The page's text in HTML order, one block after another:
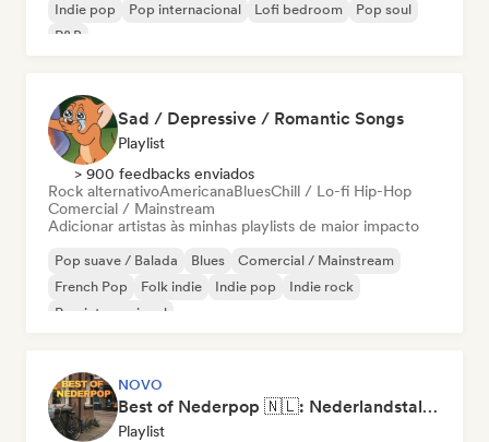
Indie pop
Pop internacional Lofi bedroom
Pop soul
R&B
Sad / Depressive / Romantic Songs
Playlist
> 900 feedbacks enviados
Rock alternativoAmericanaBluesChill / Lo-fi Hip-Hop
Comercial / Mainstream
Adicionar artistas às minhas playlists de maior impacto
Pop suave / Balada Blues
Comercial / Mainstream
French Pop
Folk indie Indie pop
Indie rock
Pop internacional
NOVO
Best of Nederpop 🇳🇱: Nederlandstalige Pop & Hollandse Hits
Playlist